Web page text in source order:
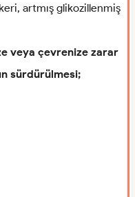
artmış glikozillenmiş
veya çevrenize zarar
sürdürülmesi;